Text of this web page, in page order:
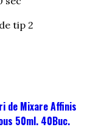
tip 2
de Mixare Affinis
50ml. 40Buc.